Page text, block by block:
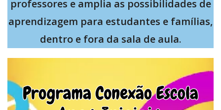
professores e amplia as possibilidades de
aprendizagem para estudantes e famílias,
dentro e fora da sala de aula.